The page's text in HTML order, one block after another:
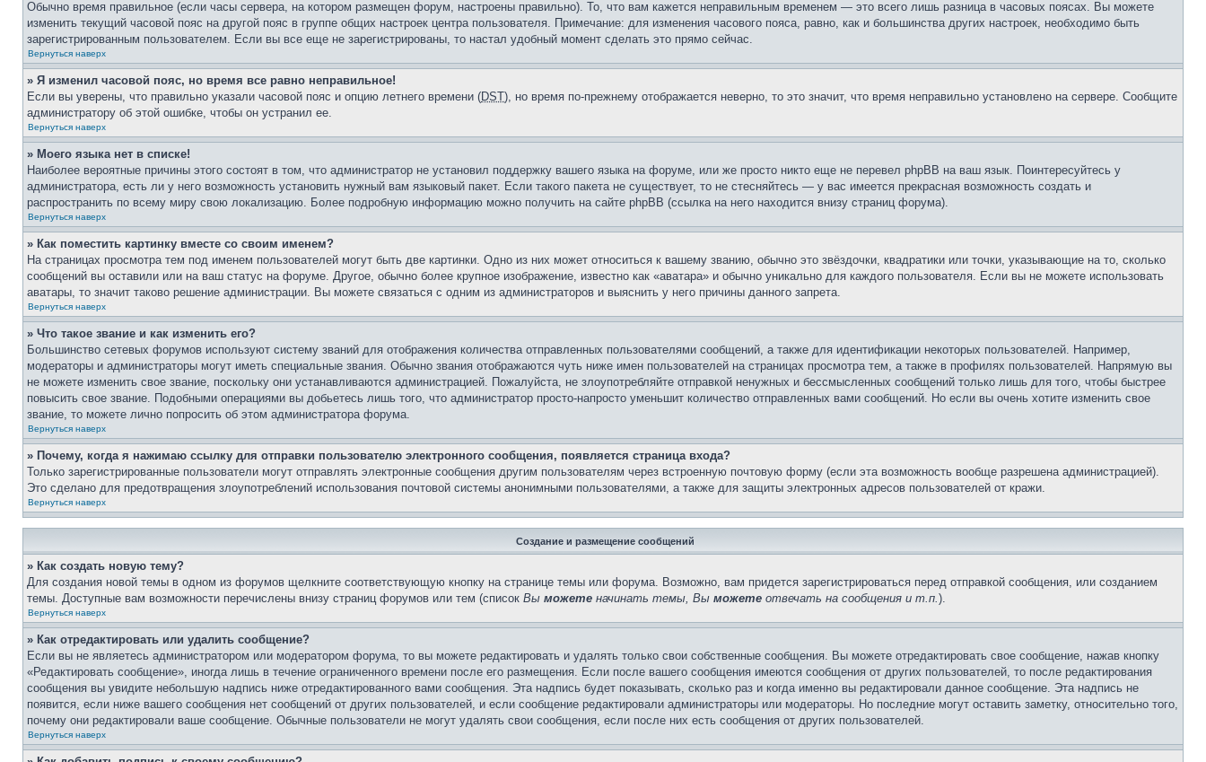
Обычно время правильное (если часы сервера, на котором размещен форум, настроены правильно). То, что вам кажется неправильным временем — это всего лишь разница в часовых поясах. Вы можете
изменить текущий часовой пояс на другой пояс в группе общих настроек центра пользователя. Примечание: для изменения часового пояса, равно, как и большинства других настроек, необходимо быть
зарегистрированным пользователем. Если вы все еще не зарегистрированы, то настал удобный момент сделать это прямо сейчас.
Вернуться наверх
» Я изменил часовой пояс, но время все равно неправильное!
Если вы уверены, что правильно указали часовой пояс и опцию летнего времени (DST), но время по-прежнему отображается неверно, то это значит, что время неправильно установлено на сервере. Сообщите
администратору об этой ошибке, чтобы он устранил ее.
Вернуться наверх
» Моего языка нет в списке!
Наиболее вероятные причины этого состоят в том, что администратор не установил поддержку вашего языка на форуме, или же просто никто еще не перевел phpBB на ваш язык. Поинтересуйтесь у
администратора, есть ли у него возможность установить нужный вам языковый пакет. Если такого пакета не существует, то не стесняйтесь — у вас имеется прекрасная возможность создать и
распространить по всему миру свою локализацию. Более подробную информацию можно получить на сайте phpBB (ссылка на него находится внизу страниц форума).
Вернуться наверх
» Как поместить картинку вместе со своим именем?
На страницах просмотра тем под именем пользователей могут быть две картинки. Одно из них может относиться к вашему званию, обычно это звёздочки, квадратики или точки, указывающие на то, сколько
сообщений вы оставили или на ваш статус на форуме. Другое, обычно более крупное изображение, известно как «аватара» и обычно уникально для каждого пользователя. Если вы не можете использовать
аватары, то значит таково решение администрации. Вы можете связаться с одним из администраторов и выяснить у него причины данного запрета.
Вернуться наверх
» Что такое звание и как изменить его?
Большинство сетевых форумов используют систему званий для отображения количества отправленных пользователями сообщений, а также для идентификации некоторых пользователей. Например,
модераторы и администраторы могут иметь специальные звания. Обычно звания отображаются чуть ниже имен пользователей на страницах просмотра тем, а также в профилях пользователей. Напрямую вы
не можете изменить свое звание, поскольку они устанавливаются администрацией. Пожалуйста, не злоупотребляйте отправкой ненужных и бессмысленных сообщений только лишь для того, чтобы быстрее
повысить свое звание. Подобными операциями вы добьетесь лишь того, что администратор просто-напросто уменьшит количество отправленных вами сообщений. Но если вы очень хотите изменить свое
звание, то можете лично попросить об этом администратора форума.
Вернуться наверх
» Почему, когда я нажимаю ссылку для отправки пользователю электронного сообщения, появляется страница входа?
Только зарегистрированные пользователи могут отправлять электронные сообщения другим пользователям через встроенную почтовую форму (если эта возможность вообще разрешена администрацией).
Это сделано для предотвращения злоупотреблений использования почтовой системы анонимными пользователями, а также для защиты электронных адресов пользователей от кражи.
Вернуться наверх
Создание и размещение сообщений
» Как создать новую тему?
Для создания новой темы в одном из форумов щелкните соответствующую кнопку на странице темы или форума. Возможно, вам придется зарегистрироваться перед отправкой сообщения, или созданием
темы. Доступные вам возможности перечислены внизу страниц форумов или тем (список Вы можете начинать темы, Вы можете отвечать на сообщения и т.п.).
Вернуться наверх
» Как отредактировать или удалить сообщение?
Если вы не являетесь администратором или модератором форума, то вы можете редактировать и удалять только свои собственные сообщения. Вы можете отредактировать свое сообщение, нажав кнопку
«Редактировать сообщение», иногда лишь в течение ограниченного времени после его размещения. Если после вашего сообщения имеются сообщения от других пользователей, то после редактирования
сообщения вы увидите небольшую надпись ниже отредактированного вами сообщения. Эта надпись будет показывать, сколько раз и когда именно вы редактировали данное сообщение. Эта надпись не
появится, если ниже вашего сообщения нет сообщений от других пользователей, и если сообщение редактировали администраторы или модераторы. Но последние могут оставить заметку, относительно того,
почему они редактировали ваше сообщение. Обычные пользователи не могут удалять свои сообщения, если после них есть сообщения от других пользователей.
Вернуться наверх